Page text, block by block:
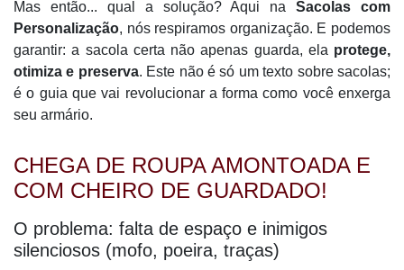
Mas então... qual a solução? Aqui naSacolas com
Personalização, nós respiramos organização. E podemos
garantir: a sacola certa não apenas guarda, ela protege,
otimiza e preserva. Este não é só um texto sobre sacolas;
é o guia que vai revolucionar a forma como você enxerga
seu armário.
CHEGA DE ROUPA AMONTOADA E
COM CHEIRO DE GUARDADO!
O problema: falta de espaço e inimigos
silenciosos (mofo, poeira, traças)